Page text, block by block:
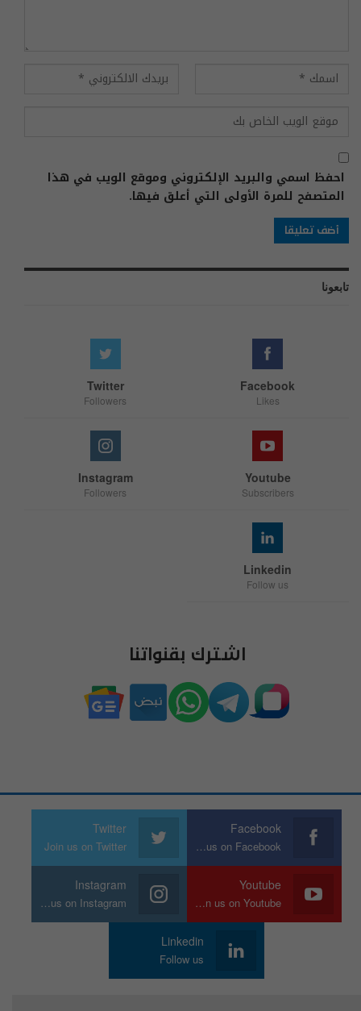
احفظ اسمي والبريد الإلكتروني وموقع الويب في هذا
المتصفح للمرة الأولى التي أعلق فيها.
تابعونا
Facebook
Likes
Twitter
Followers
Youtube
Subscribers
Instagram
Followers
Linkedin
Follow us
اشترك بقنواتنا
Facebook
Join us on Facebook
Twitter
Join us on Twitter
Youtube
Join us on Youtube
Instagram
Join us on Instagram
Linkedin
Follow us